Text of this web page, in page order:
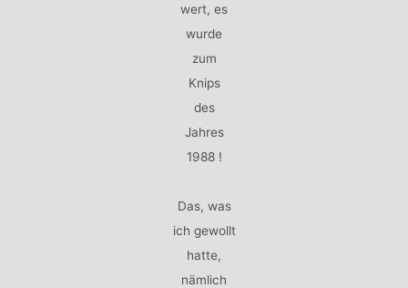
wert, es
wurde
zum
Knips
des
Jahres
1988 !
Das, was
ich gewollt
hatte,
nämlich